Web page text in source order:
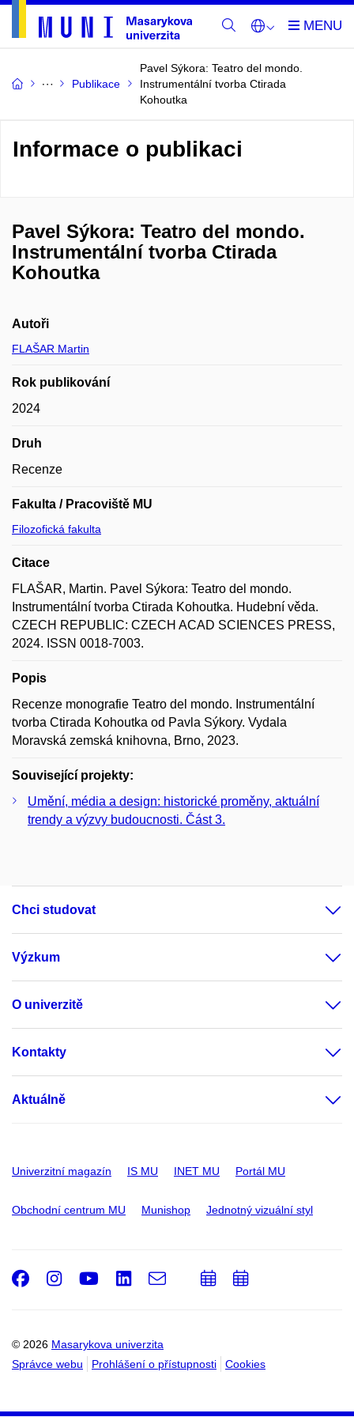
Publikace
Pavel Sýkora: Teatro del mondo.
Instrumentální tvorba Ctirada
Kohoutka
Informace o publikaci
Pavel Sýkora: Teatro del mondo.
Instrumentální tvorba Ctirada
Kohoutka
Autoři
FLAŠAR Martin
Rok publikování
2024
Druh
Recenze
Fakulta / Pracoviště MU
Filozofická fakulta
Citace
FLAŠAR, Martin. Pavel Sýkora: Teatro del mondo.
Instrumentální tvorba Ctirada Kohoutka. Hudební věda.
CZECH REPUBLIC: CZECH ACAD SCIENCES PRESS,
2024. ISSN 0018-7003.
Popis
Recenze monografie Teatro del mondo. Instrumentální
tvorba Ctirada Kohoutka od Pavla Sýkory. Vydala
Moravská zemská knihovna, Brno, 2023.
Související projekty:
Umění, média a design: historické proměny, aktuální
trendy a výzvy budoucnosti. Část 3.
Chci studovat
Výzkum
O univerzitě
Kontakty
Aktuálně
Univerzitní magazín IS MU INET MU Portál MU
Obchodní centrum MU Munishop Jednotný vizuální styl
© 2026 Masarykova univerzita
Správce webu
Prohlášení o přístupnosti Cookies
Facebook
Instagram
Youtube
LinkedIn
e-
PřidatPřidat